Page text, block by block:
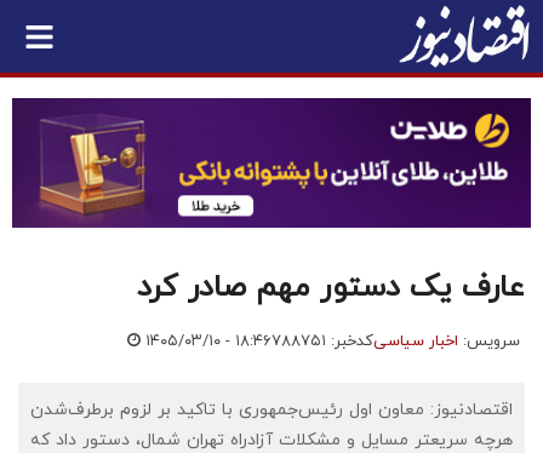
عارف یک دستور مهم صادر کرد
سرویس: اخبار سیاسیکدخبر: ۷۸۸۷۵۱ ۱۴۰۵/۰۳/۱۰ - ۱۸:۴۶
اقتصادنیوز: معاون اول رئیس‌جمهوری با تاکید بر لزوم برطرف‌شدن
هرچه سریعتر مسایل و مشکلات آزادراه تهران شمال، دستور داد که